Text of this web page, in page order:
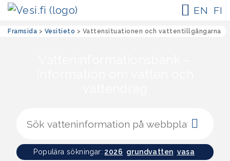
FI
EN
Framsida > Vesitieto > Vattensituationen och vattentillgångarna
Populära sökningar: 2026 grundvatten vasa